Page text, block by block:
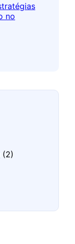
no
(2)